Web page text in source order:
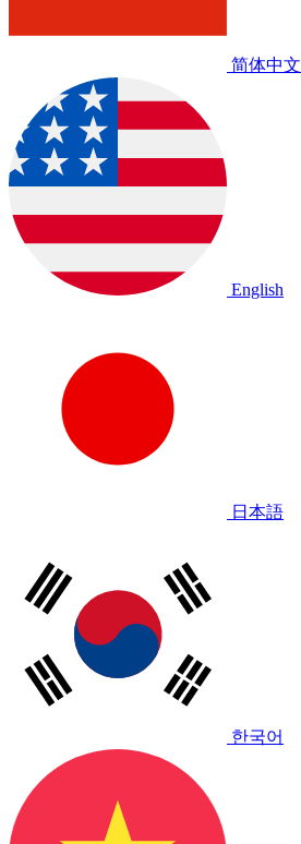
简体中文
English
日本語
한국어